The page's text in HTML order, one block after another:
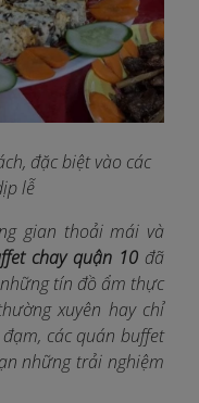
đặc biệt vào các
lễ
gian thoải mái và
chay quận 10 đã
tín đồ ẩm thực
xuyên hay chỉ
các quán buffet
những trải nghiệm